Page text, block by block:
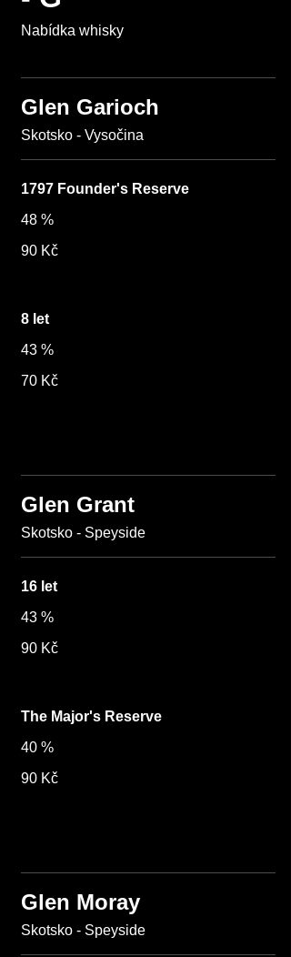
Nabídka whisky
Glen Garioch
1797 Founder's Reserve
48 %
90 Kč
8 let
43 %
70 Kč
Glen Grant
Skotsko - Speyside
16 let
43 %
90 Kč
The Major's Reserve
40 %
90 Kč
Glen Moray
Skotsko - Speyside